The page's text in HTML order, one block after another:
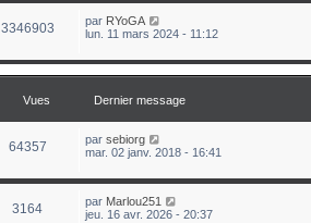
3346903 par RYoGA
lun. 11 mars 2024 - 11:12
Vues Dernier message
64357 par sebiorg
mar. 02 janv. 2018 - 16:41
3164 par Marlou251
jeu. 16 avr. 2026 - 20:37